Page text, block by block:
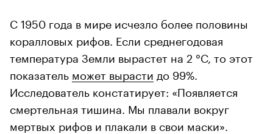
С 1950 года в мире исчезло более половины
коралловых рифов. Если среднегодовая
температура Земли вырастет на 2 °C, то этот
показатель может вырасти до 99%.
Исследователь констатирует: «Появляется
смертельная тишина. Мы плавали вокруг
мертвых рифов и плакали в свои маски».